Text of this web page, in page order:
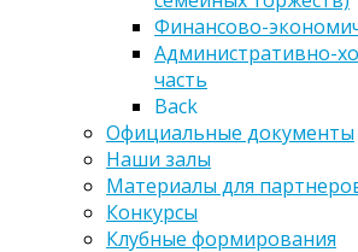
Финансово-
Административно-
часть
Back
Официальные документы
Наши залы
Материалы для
Конкурсы
Клубные формирования